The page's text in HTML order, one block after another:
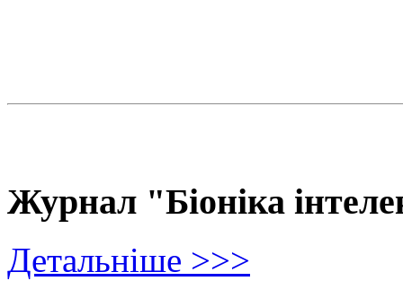
Журнал "Біоніка
Детальніше >>>